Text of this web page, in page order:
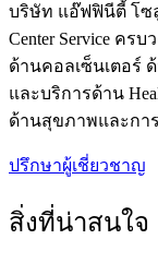
บริษัท แอ๊ฟฟินีตี้ โซ
Center Service คร
ด้านคอลเซ็นเตอร์
และบริการด้าน
ด้านสุขภาพและกา
ปรึกษาผู้เชี่ยวชาญ
สิ่งที่น่าสนใจ